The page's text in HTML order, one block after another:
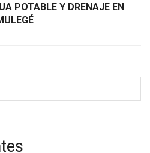
POTABLE Y DRENAJE EN